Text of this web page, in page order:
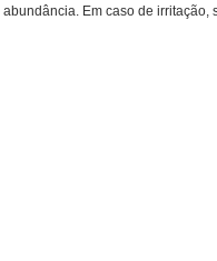
Em caso de